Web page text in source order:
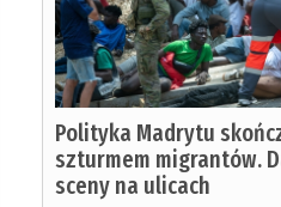
Polityka Madrytu
szturmem migrantów.
sceny na ulicach